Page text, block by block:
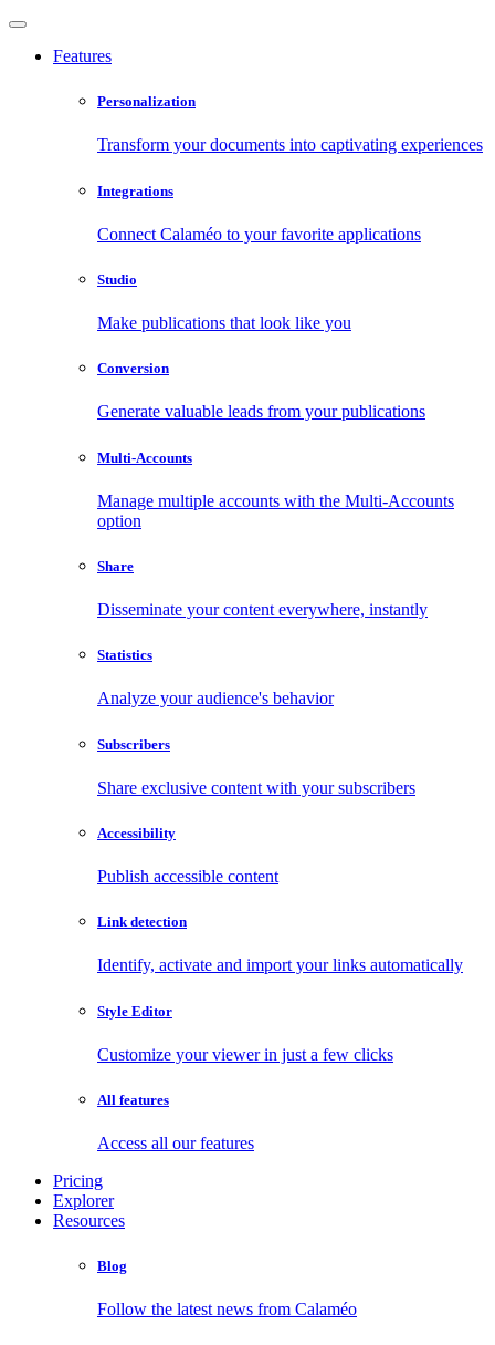
Features
Personalization
Transform your documents into captivating experiences
Integrations
Connect Calaméo to your favorite applications
Studio
Make publications that look like you
Conversion
Generate valuable leads from your publications
Multi-Accounts
Manage multiple accounts with the Multi-Accounts
option
Share
Disseminate your content everywhere, instantly
Statistics
Analyze your audience's behavior
Subscribers
Share exclusive content with your subscribers
Accessibility
Publish accessible content
Link detection
Identify, activate and import your links automatically
Style Editor
Customize your viewer in just a few clicks
All features
Access all our features
Pricing
Explorer
Resources
Blog
Follow the latest news from Calaméo